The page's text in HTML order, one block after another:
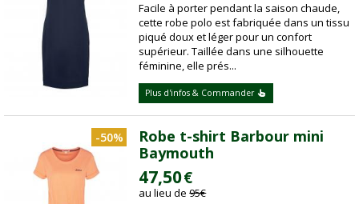
Facile à porter pendant la saison chaude,
cette robe polo est fabriquée dans un tissu
piqué doux et léger pour un confort
supérieur. Taillée dans une silhouette
féminine, elle prés...
Plus d'infos & Commander
-50%
Robe t-shirt Barbour mini
Baymouth
47,50€
au lieu de95€